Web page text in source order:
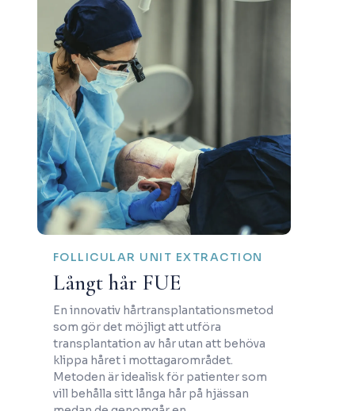
FOLLICULAR UNIT EXTRACTION
Långt hår FUE
En innovativ hårtransplantationsmetod
som gör det möjligt att utföra
transplantation av hår utan att behöva
klippa håret i mottagarområdet.
Metoden är idealisk för patienter som
vill behålla sitt långa hår på hjässan